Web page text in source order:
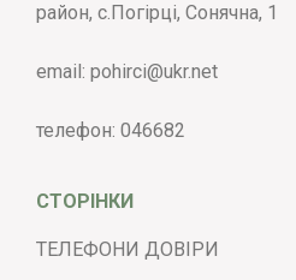
район, с.Погірці, Сонячна, 1
email: pohirci@ukr.net
телефон: 046682
СТОРІНКИ
ТЕЛЕФОНИ ДОВІРИ